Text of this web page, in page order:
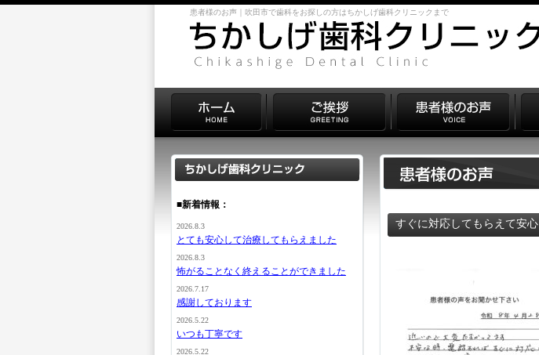
患者様のお声｜吹田市で歯科をお探しの方はちかしげ歯科クリニックまで
すぐに対応してもらえて安心
■新着情報：
2026.8.3
とても安心して治療してもらえました
2026.8.3
怖がることなく終えることができました
2026.7.17
感謝しております
2026.5.22
いつも丁寧です
2026.5.22